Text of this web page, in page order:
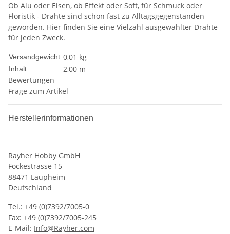
Ob Alu oder Eisen, ob Effekt oder Soft, für Schmuck oder
Floristik - Drähte sind schon fast zu Alltagsgegenständen
geworden. Hier finden Sie eine Vielzahl ausgewählter Drähte
für jeden Zweck.
Versandgewicht:0,01 kg
Inhalt:
2,00 m
Bewertungen
Frage zum Artikel
Herstellerinformationen
Rayher Hobby GmbH
Fockestrasse 15
88471 Laupheim
Deutschland
Tel.: +49 (0)7392/7005-0
Fax: +49 (0)7392/7005-245
E-Mail: Info@Rayher.com